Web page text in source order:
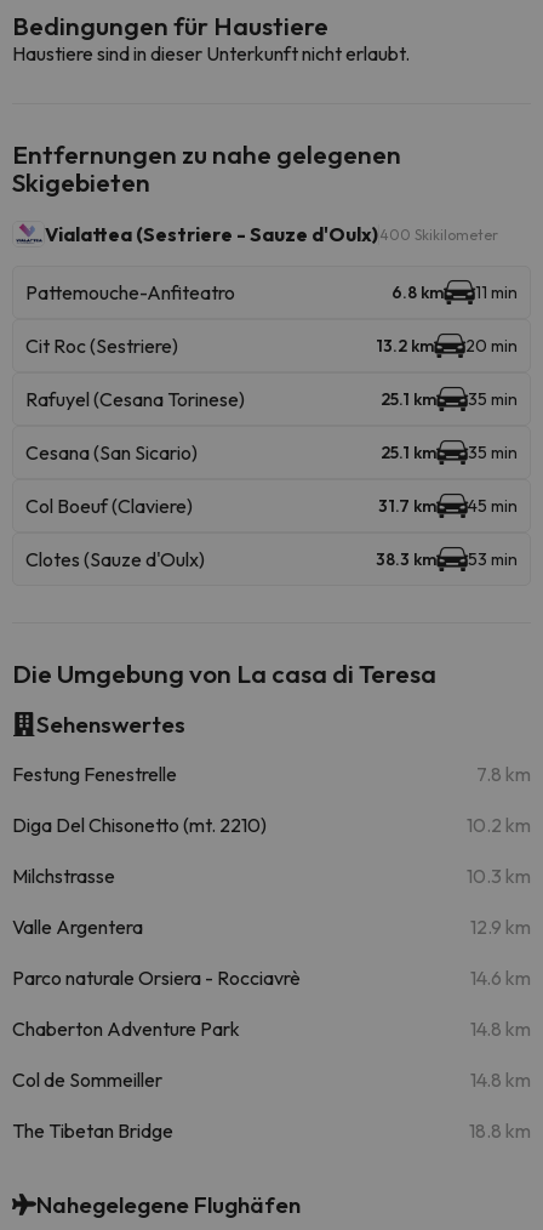
Bedingungen für Haustiere
Haustiere sind in dieser Unterkunft nicht erlaubt.
Entfernungen zu nahe gelegenen
Skigebieten
Vialattea (Sestriere - Sauze d'Oulx)400 Skikilometer
Pattemouche-Anfiteatro 6.8 km 11 min
Cit Roc (Sestriere) 13.2 km 20 min
Rafuyel (Cesana Torinese) 25.1 km 35 min
Cesana (San Sicario) 25.1 km 35 min
Col Boeuf (Claviere) 31.7 km 45 min
Clotes (Sauze d'Oulx) 38.3 km 53 min
Die Umgebung von La casa di Teresa
Sehenswertes
Festung Fenestrelle 7.8 km
Diga Del Chisonetto (mt. 2210) 10.2 km
Milchstrasse 10.3 km
Valle Argentera 12.9 km
Parco naturale Orsiera - Rocciavrè 14.6 km
Chaberton Adventure Park 14.8 km
Col de Sommeiller 14.8 km
The Tibetan Bridge 18.8 km
Nahegelegene Flughäfen